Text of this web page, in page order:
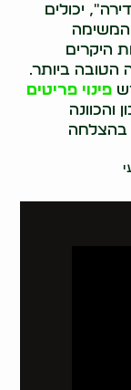
יכולים
היקרים
ביותר.
פינוי פריטים
והכוונה
בהצלחה